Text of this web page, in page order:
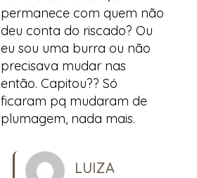
permanece com quem não
deu conta do riscado? Ou
eu sou uma burra ou não
precisava mudar nas
então. Capitou?? Só
ficaram pq mudaram de
plumagem, nada mais.
LUIZA